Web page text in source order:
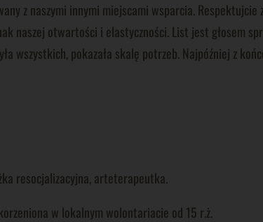
z naszymi innymi miejscami wsparcia.
naszej otwartości i elastyczności. List jest głosem
wszystkich, pokazała skalę potrzeb. Najpóźniej z
resocjalizacyjna, arteterapeutka.
w lokalnym wolontariacie od 15 r.ż.